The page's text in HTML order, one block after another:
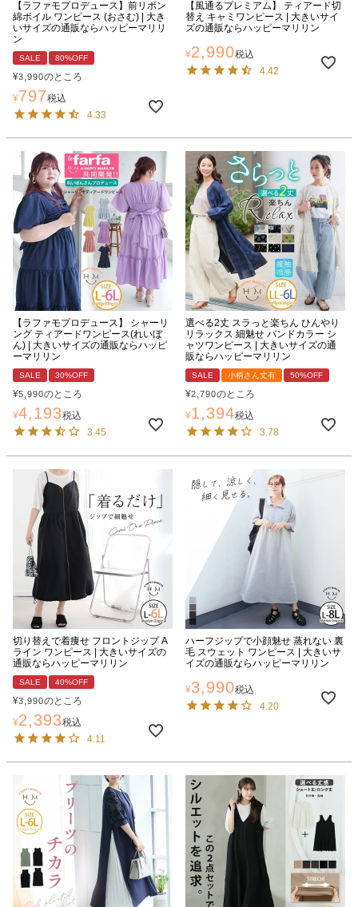
【ラファモプロデュース】前リボン
綿ボイル ワンピース (おさむ) | 大き
いサイズの通販ならハッピーマリリ
ン
SALE 80%OFF
¥3,990のところ
¥797税込
4.33
【風通るプレミアム】 ティアード切
替え キャミワンピース | 大きいサイ
ズの通販ならハッピーマリリン
¥2,990税込
4.42
【ラファモプロデュース】 シャーリ
ング ティアードワンピース(れいぼ
ん) | 大きいサイズの通販ならハッピ
ーマリリン
SALE 30%OFF
¥5,990のところ
¥4,193税込
3.45
選べる2丈 スラっと楽ちん ひんやり
リラックス 細魅せ バンドカラー シ
ャツワンピース | 大きいサイズの通
販ならハッピーマリリン
SALE 小柄さん丈有 50%OFF
¥2,790のところ
¥1,394税込
3.78
切り替えで着痩せ フロントジップ A
ライン ワンピース | 大きいサイズの
通販ならハッピーマリリン
SALE 40%OFF
¥3,990のところ
¥2,393税込
4.11
ハーフジップで小顔魅せ 蒸れない 裏
毛 スウェット ワンピース | 大きいサ
イズの通販ならハッピーマリリン
¥3,990税込
4.20